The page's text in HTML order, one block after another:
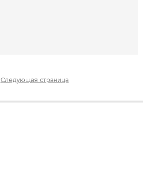
Следующая страница